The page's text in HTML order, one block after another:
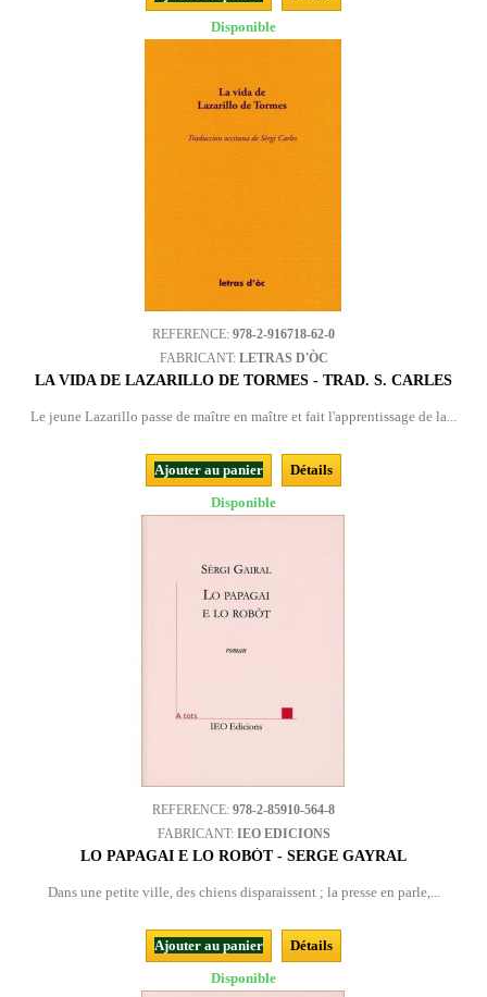
Disponible
REFERENCE: 978-2-916718-62-0
FABRICANT: LETRAS D'ÒC
LA VIDA DE LAZARILLO DE TORMES - TRAD. S. CARLES
Le jeune Lazarillo passe de maître en maître et fait l'apprentissage de la...
Ajouter au panier
Détails
Disponible
REFERENCE: 978-2-85910-564-8
FABRICANT: IEO EDICIONS
LO PAPAGAI E LO ROBÒT - SERGE GAYRAL
Dans une petite ville, des chiens disparaissent ; la presse en parle,...
Ajouter au panier
Détails
Disponible